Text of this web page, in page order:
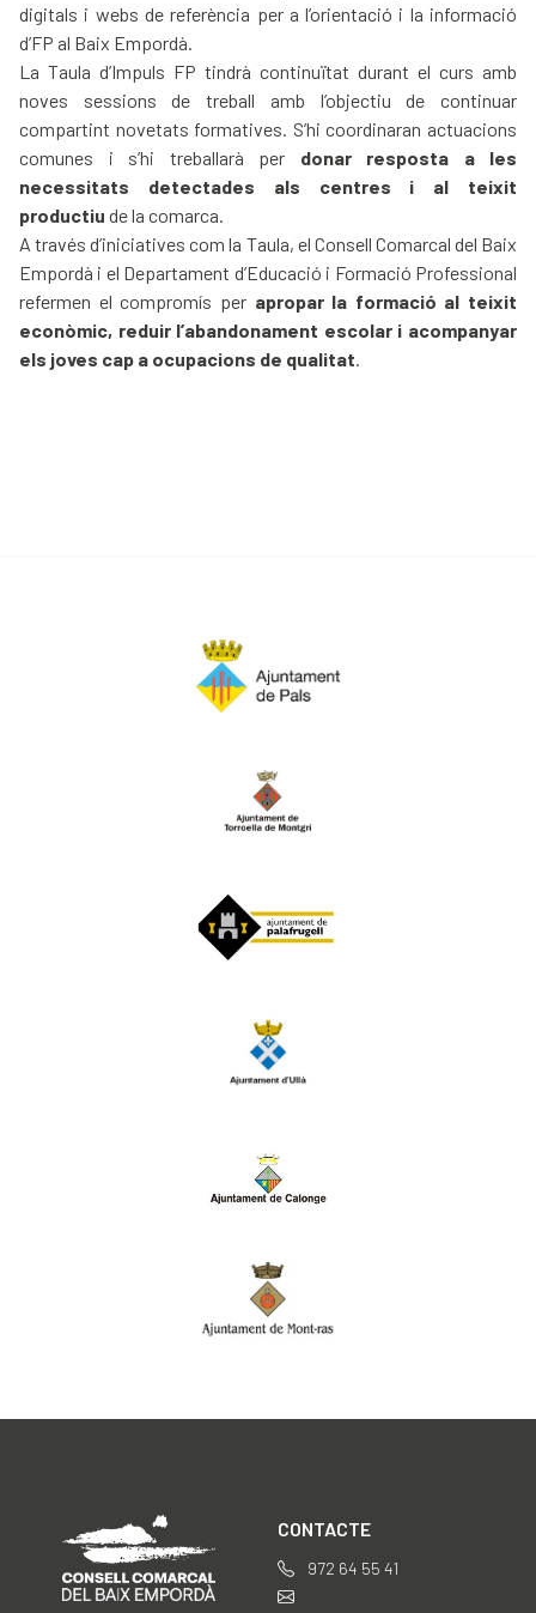
digitals i webs de referència per a l’orientació i la informació
d’FP al Baix Empordà.
La Taula d’Impuls FP tindrà continuïtat durant el curs amb
noves sessions de treball amb l’objectiu de continuar
compartint novetats formatives. S’hi coordinaran actuacions
comunes i s’hi treballarà per donar resposta a les
necessitats detectades als centres i al teixit
productiu de la comarca.
A través d’iniciatives com la Taula, el Consell Comarcal del Baix
Empordà i el Departament d’Educació i Formació Professional
refermen el compromís per apropar la formació al teixit
econòmic, reduir l’abandonament escolar i acompanyar
els joves cap a ocupacions de qualitat
CONTACTE
972 64 55 41